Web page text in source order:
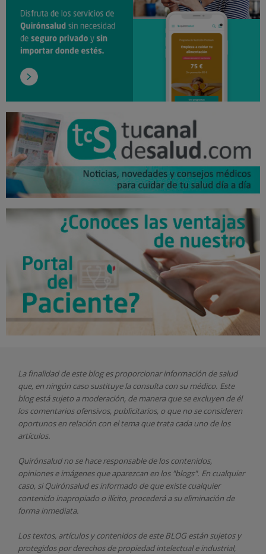
La finalidad de este blog es proporcionar información de salud
que, en ningún caso sustituye la consulta con su médico. Este
blog está sujeto a moderación, de manera que se excluyen de él
los comentarios ofensivos, publicitarios, o que no se consideren
oportunos en relación con el tema que trata cada uno de los
artículos.
Quirónsaludno se hace responsable de los contenidos,
opiniones e imágenes que aparezcan en los "blogs". En cualquier
caso, si Quirónsaludes informado de que existe cualquier
contenido inapropiado o ilícito, procederá a su eliminación de
forma inmediata.
Los textos, artículos y contenidos de este BLOG están sujetos y
protegidos por derechos de propiedad intelectual e industrial,